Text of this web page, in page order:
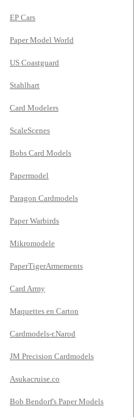
EP Cars
Paper Model World
US Coastguard
Stahlhart
Card Modelers
ScaleScenes
Bobs Card Models
Papermodel
Paragon Cardmodels
Paper Warbirds
Mikromodele
PaperTigerArmements
Card Army
Maquettes en Carton
Cardmodels-r.Narod
JM Precision Cardmodels
Asukacruise.co
Bob Bendorf's Paper Models